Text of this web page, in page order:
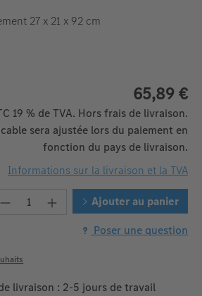
27 x 21 x 92 cm
65,89 €
19 % de TVA. Hors frais de livraison.
sera ajustée lors du paiement en
fonction du pays de livraison.
Informations sur la livraison et la TVA
Quantité de produit : Entrez
Ajouter au panier
Poser une question
livraison : 2-5 jours de travail